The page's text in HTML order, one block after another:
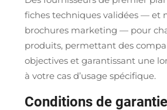
fiches techniques validées — et
brochures marketing — pour
produits, permettant des
objectives et garantissant une
à votre cas d’usage spécifique.
Conditions de